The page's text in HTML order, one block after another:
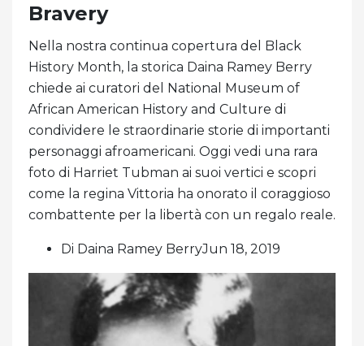
Bravery
Nella nostra continua copertura del Black
History Month, la storica Daina Ramey Berry
chiede ai curatori del National Museum of
African American History and Culture di
condividere le straordinarie storie di importanti
personaggi afroamericani. Oggi vedi una rara
foto di Harriet Tubman ai suoi vertici e scopri
come la regina Vittoria ha onorato il coraggioso
combattente per la libertà con un regalo reale.
Di Daina Ramey BerryJun 18, 2019